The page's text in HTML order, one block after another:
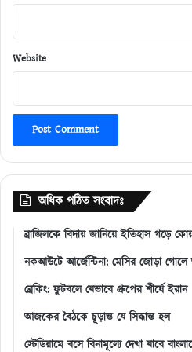
Website
অধিক পঠিত সংবাদঃ
ব্রাজিলকে বিদায় জানিয়ে ইতিহাস গড়ে
নকআউটে আর্জেন্টিনা: মেসির জোড়া গোলে
ব্রেকিং: ফুটবলে যেভাবে গ্রুপের শীর্ষে ইরান
আজকের বৈঠকে চূড়ান্ত যে সিদ্ধান্ত হল
স্টেডিয়ামে বসে বিনামূল্যে দেখা যাবে